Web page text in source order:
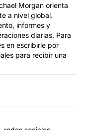
Morgan orienta
a nivel global.
informes y
diarias. Para
en escribirle por
para recibir una